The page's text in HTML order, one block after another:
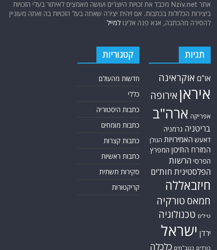
אתר Nziv.net מכבד את זכויות היוצרים ועושה מאמצים לאיתור בעלי הזכויות
ביצירות הכלולות בכתבות. אם זיהית יצירה שאתה בעל הזכויות בה ואתה מעוניין
להסירה מהכתבה, אנא פנה אלינולמייל
תגיות
או"ם אוקראינה
איראן אירופה
אפריקה ארה"ב
בריטניה גרמניה
דאעש האמירויות הגולן
המזרח התיכון המפרץ
הפרסי הרשות
הפלסטינית חות'ים
חיזבאללה
חמאס טורקיה
טילים טכנולוגיה
ירדן ישראל
כורדים כטב"מים כלכלה
קטגוריות
חדשות מהעולם
כללי
כתבות היסטוריה
כתבות מומחים
כתבות קצרות
כתבות ראשיות
סקירות תשתית
קריקטורות